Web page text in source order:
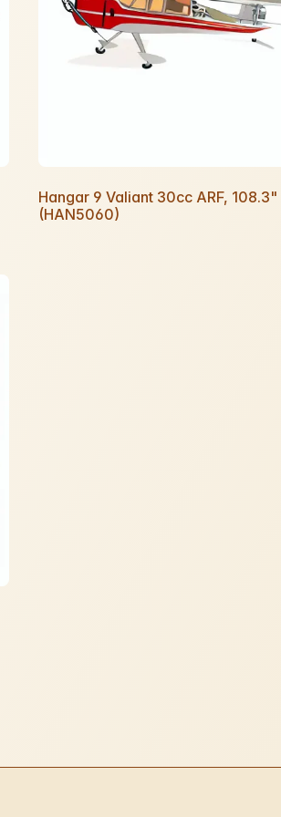
Hangar 9 Valiant 30cc ARF, 108.3"
(HAN5060)